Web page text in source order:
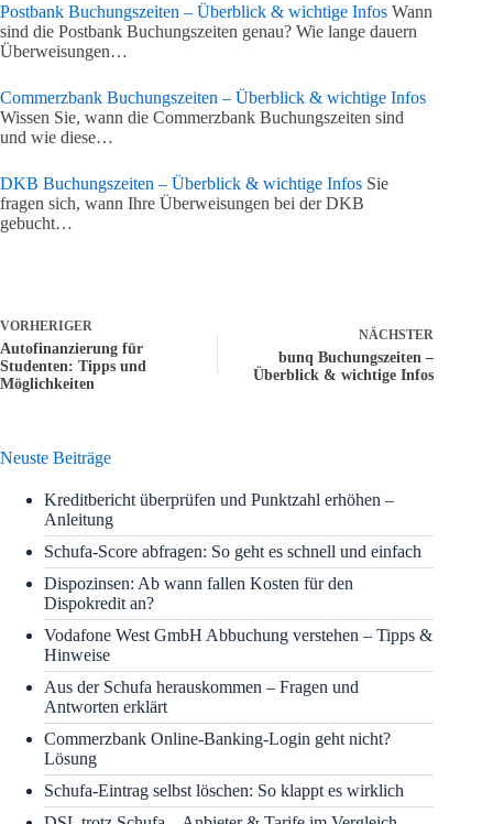
Postbank Buchungszeiten – Überblick & wichtige Infos Wann
sind die Postbank Buchungszeiten genau? Wie lange dauern
Überweisungen…
Commerzbank Buchungszeiten – Überblick & wichtige Infos
Wissen Sie, wann die Commerzbank Buchungszeiten sind
und wie diese…
DKB Buchungszeiten – Überblick & wichtige Infos Sie
fragen sich, wann Ihre Überweisungen bei der DKB
gebucht…
VORHERIGER
Autofinanzierung für
Studenten: Tipps und
Möglichkeiten
NÄCHSTER
bunq Buchungszeiten –
Überblick & wichtige Infos
Neuste Beiträge
Kreditbericht überprüfen und Punktzahl erhöhen –
Anleitung
Schufa-Score abfragen: So geht es schnell und einfach
Dispozinsen: Ab wann fallen Kosten für den
Dispokredit an?
Vodafone West GmbH Abbuchung verstehen – Tipps &
Hinweise
Aus der Schufa herauskommen – Fragen und
Antworten erklärt
Commerzbank Online-Banking-Login geht nicht?
Lösung
Schufa-Eintrag selbst löschen: So klappt es wirklich